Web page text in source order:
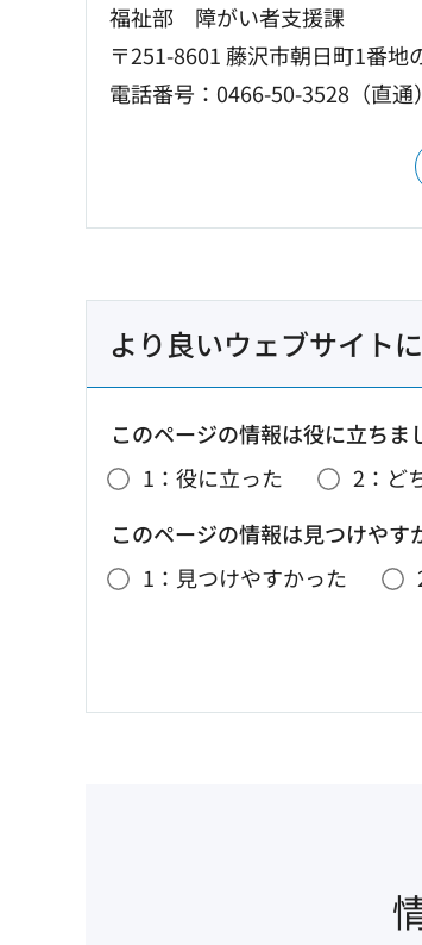
福祉部 障がい者支援課
〒251-8601 藤沢市朝日町1番
電話番号：0466-50-3528（直通）
より良いウェブサイト
このページの情報は役に立ちま
1：役に立った
2：ど
このページの情報は見つけやす
1：見つけやすかった